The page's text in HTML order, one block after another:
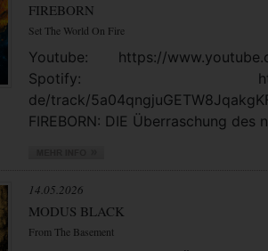
FIREBORN
Set The World On Fire
Youtube: https://
Spotify: https://
de/track/
FIREBORN: DIE Überraschung des
14.05.2026
MODUS BLACK
From The Basement